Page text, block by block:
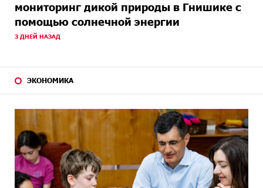
мониторинг дикой природы в Гнишике с
помощью солнечной энергии
3 ДНЕЙ НАЗАД
ЭКОНОМИКА